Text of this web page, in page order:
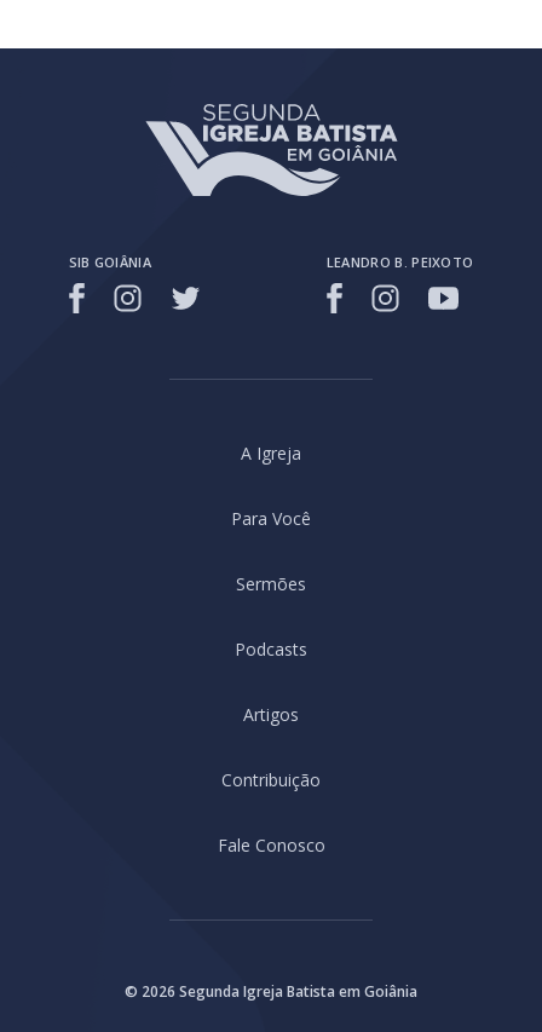
SIB GOIÂNIA LEANDRO B. PEIXOTO
A Igreja
Para Você
Sermões
Podcasts
Artigos
Contribuição
Fale Conosco
© 2026 Segunda Igreja Batista em Goiânia